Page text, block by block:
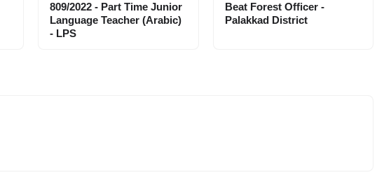
809/2022 - Part Time Junior
Language Teacher (Arabic)
- LPS
Beat Forest Officer -
Palakkad District